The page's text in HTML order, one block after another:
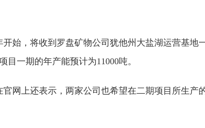
始，将收到罗盘矿物公司犹他州大盐湖运营基地
一期的年产能预计为11000吨。
网上还表示，两家公司也希望在二期项目所生产